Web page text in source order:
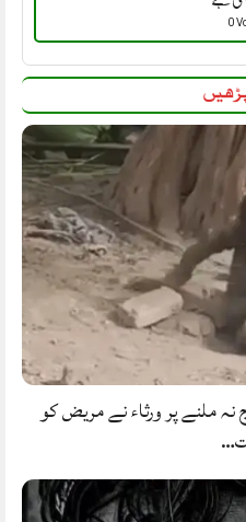
0
ملنے پر ورثاء نے مریض کو